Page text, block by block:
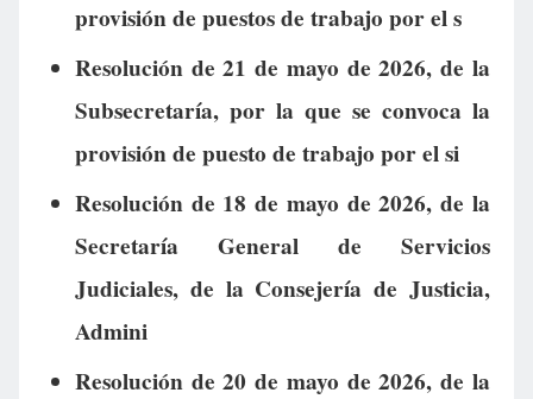
provisión de puestos de trabajo por el s
Resolución de 21 de mayo de 2026, de la
Subsecretaría, por la que se convoca la
provisión de puesto de trabajo por el si
Resolución de 18 de mayo de 2026, de la
Secretaría General de Servicios
Judiciales, de la Consejería de Justicia,
Admini
Resolución de 20 de mayo de 2026, de la